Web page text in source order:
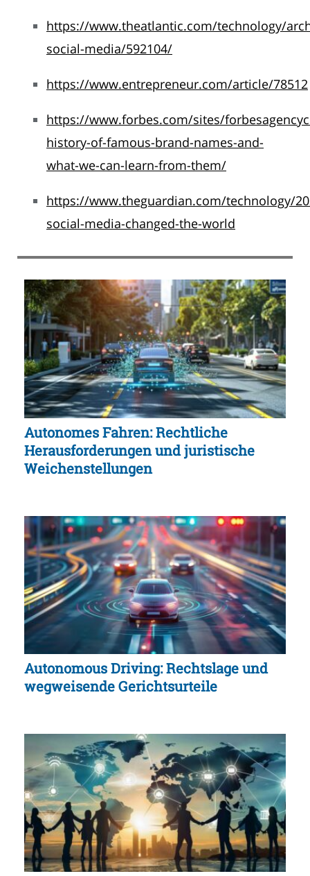
https://www.theatlantic.com/technology/
social-media/592104/
https://www.entrepreneur.com/article/78512
https://www.forbes.com/sites/
history-of-famous-brand-names-and-
what-we-can-learn-from-them/
https://www.theguardian.com/technology/
social-media-changed-the-world
Autonomes Fahren: Rechtliche
Herausforderungen und juristische
Weichenstellungen
Autonomous Driving: Rechtslage und
wegweisende Gerichtsurteile